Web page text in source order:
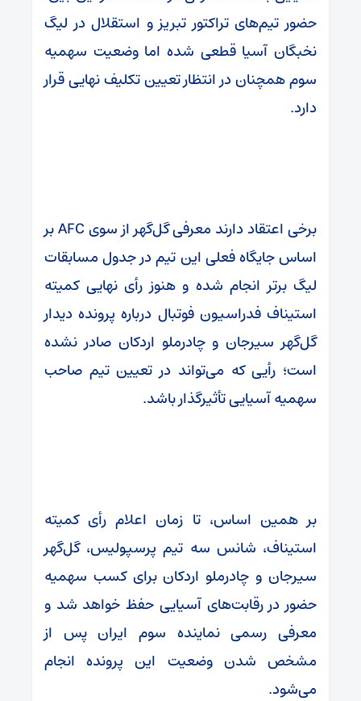
حضور تیم‌های تراکتور تبریز و استقلال در لیگ
نخبگان آسیا قطعی شده اما وضعیت سهمیه
سوم همچنان در انتظار تعیین تکلیف نهایی قرار
دارد.
برخی اعتقاد دارند معرفی گل‌گهر از سوی AFC بر
اساس جایگاه فعلی این تیم در جدول مسابقات
لیگ برتر انجام شده و هنوز رأی نهایی کمیته
استیناف فدراسیون فوتبال درباره پرونده دیدار
گل‌گهر سیرجان و چادرملو اردکان صادر نشده
است؛ رأیی که می‌تواند در تعیین تیم صاحب
سهمیه آسیایی تأثیرگذار باشد.
بر همین اساس، تا زمان اعلام رأی کمیته
استیناف، شانس سه تیم پرسپولیس، گل‌گهر
سیرجان و چادرملو اردکان برای کسب سهمیه
حضور در رقابت‌های آسیایی حفظ خواهد شد و
معرفی رسمی نماینده سوم ایران پس از
مشخص شدن وضعیت این پرونده انجام
می‌شود.